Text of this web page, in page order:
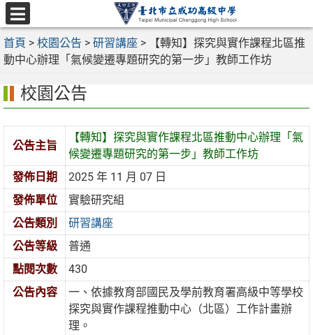
跳
至
主
要
區
選
單
首頁 > 校園公告 > 研習講座 >
【轉知】探究與實作課程北區推
動中心辦理「氣候變遷專題研究的第一步」教師工作坊
校園公告
公告主旨
【轉知】探究與實作課程北區推動中心辦理「氣
候變遷專題研究的第一步」教師工作坊
發佈日期
2025 年 11 月 07 日
發佈單位
實驗研究組
公告類別
研習講座
公告等級
普通
點閱次數
430
公告內容
一、依據教育部國民及學前教育署高級中等學校
探究與實作課程推動中心（北區）工作計畫辦
理。